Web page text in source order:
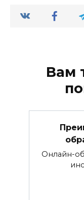
Вам
Онлайн-